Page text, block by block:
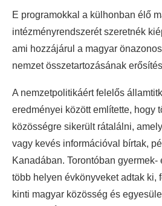
E programokkal a külhonban élő
intézményrendszerét szeretnék
ami hozzájárul a magyar
nemzet összetartozásának
A nemzetpolitikáért felelős
eredményei között említette, hogy
közösségre sikerült rátalálni,
vagy kevés információval bírtak,
Kanadában. Torontóban
több helyen évkönyveket adtak ki,
kinti magyar közösség és